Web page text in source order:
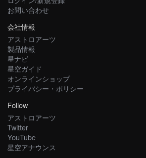
お問い合わせ
会社情報
アストロアーツ
製品情報
星ナビ
星空ガイド
オンラインショップ
プライバシー・ポリシー
Follow
アストロアーツ
Twitter
YouTube
星空アナウンス